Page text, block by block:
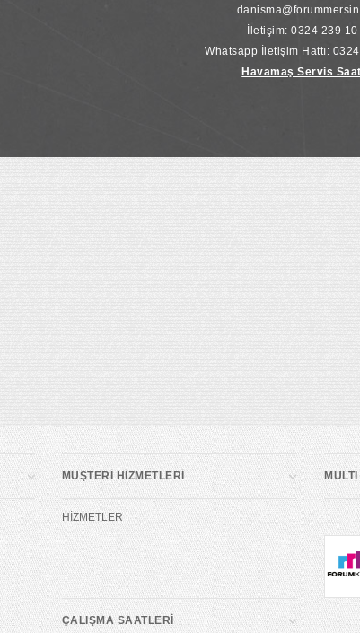
İletişim: 0324 239 10
Whatsapp İletişim Hattı:
Havamaş Servis
MÜŞTERİ HİZMETLERİ
HİZMETLER
ÇALIŞMA SAATLERİ